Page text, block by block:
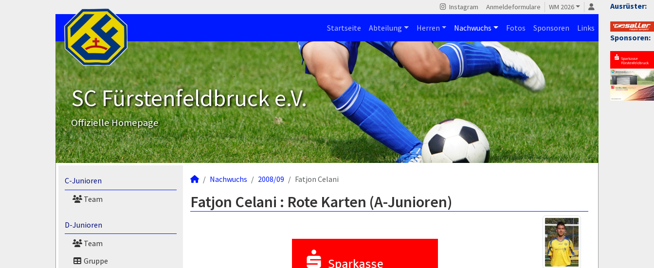
Ausrüster:
Sponsoren:
Instagram Anmeldeformulare WM 2026
Startseite Abteilung Herren Nachwuchs Fotos Sponsoren Links
SC Fürstenfeldbruck e.V.
Offizielle Homepage
C-Junioren
Team
D-Junioren
Team
Gruppe
Nachwuchs 2008/09 Fatjon Celani
Fatjon Celani : Rote Karten (A-Junioren)